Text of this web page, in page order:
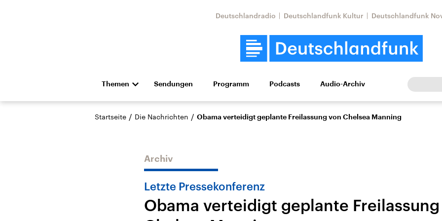
Deutschlandradio Deutschlandfunk Kultur Deutschlandfunk
Themen
Die Nachrichten Politik Wirtschaft Wissen Kultur Europa
Hörspiel und Feature Musik
Landtagswahl Sachsen-
USA
Nahostkonflikt
Aktuelle Lage und
Iran
Aktuelle Lage und
Sendungen Programm Podcasts Audio-Archiv
Startseite / Die Nachrichten / Obama verteidigt geplante Freilassung von Chelsea Manning
Archiv
Letzte Pressekonferenz
Obama verteidigt geplante